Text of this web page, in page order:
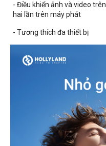
- Điều khiển ảnh và video
hai lần trên máy phát
- Tương thích đa thiết bị